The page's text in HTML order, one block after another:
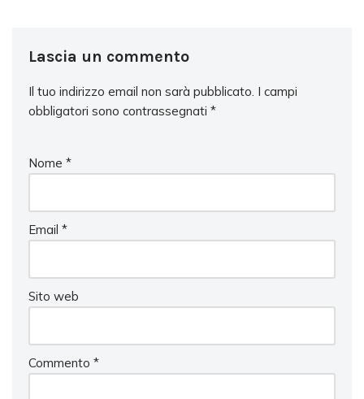
Lascia un commento
Il tuo indirizzo email non sarà pubblicato. I campi
obbligatori sono contrassegnati *
Nome *
Email *
Sito web
Commento *